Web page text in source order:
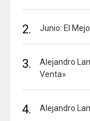
2. Junio: El
3.
Alejandro
Venta»
4. Alejandro